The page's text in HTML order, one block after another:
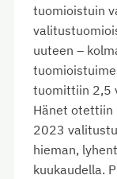
tuomioistuin
uuteen –
tuomittiin 2,5
Hänet otettiin
2023
hieman,
kuukaudella.